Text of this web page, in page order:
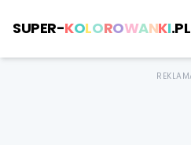
SUPER-KOLOROWANKI.PL